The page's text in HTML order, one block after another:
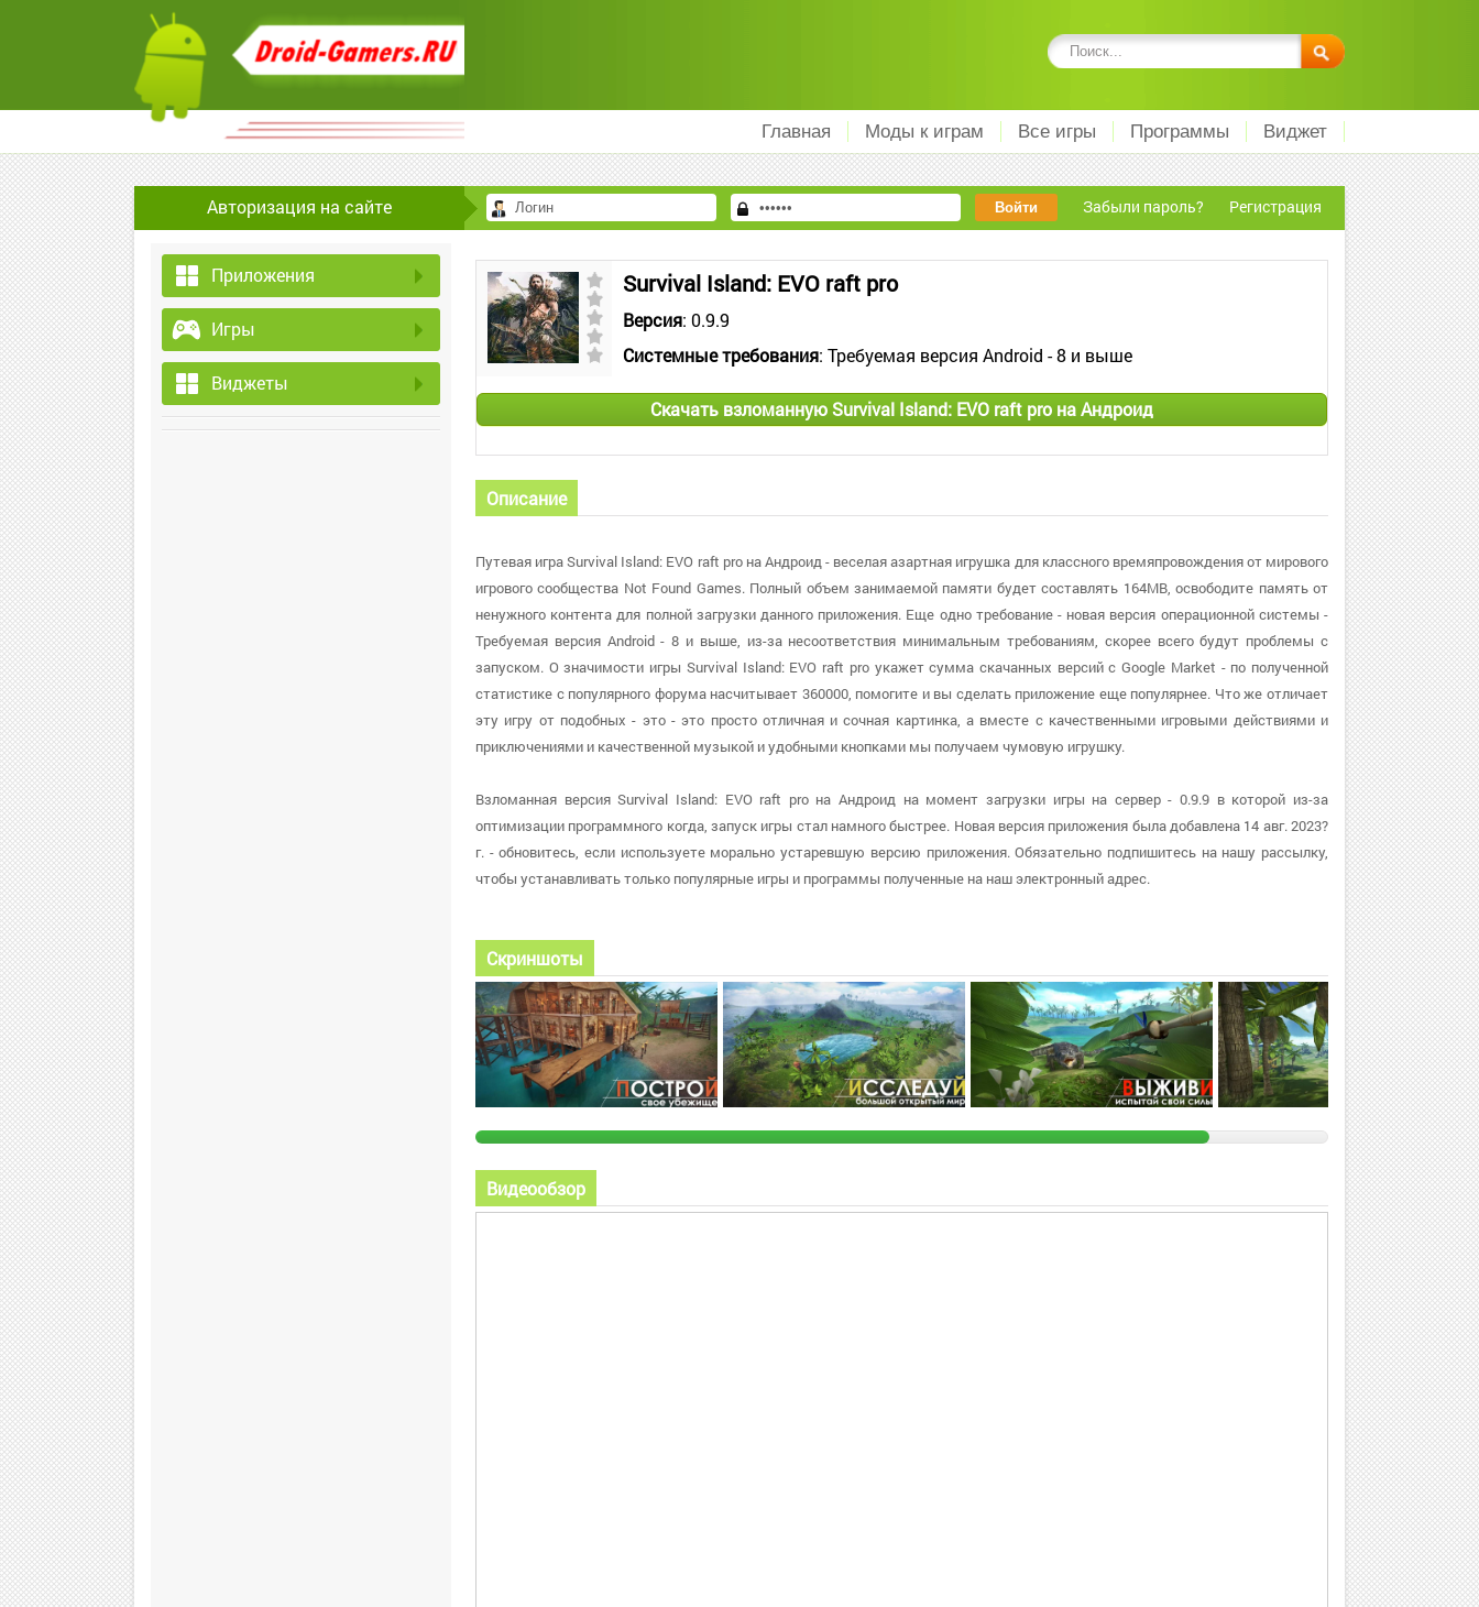
Главная Моды к играм Все игры Программы Виджет
Авторизация на сайте Забыли пароль? Регистрация
Приложения
Игры
Виджеты
Survival Island: EVO raft pro
Версия: 0.9.9
Системные требования: Требуемая версия Android - 8 и выше
Скачать взломанную Survival Island: EVO raft pro на Андроид
Описание
Путевая игра Survival Island: EVO raft pro на Андроид - веселая азартная игрушка для классного времяпровождения от мирового
игрового сообщества Not Found Games. Полный объем занимаемой памяти будет составлять 164MB, освободите память от
ненужного контента для полной загрузки данного приложения. Еще одно требование - новая версия операционной системы -
Требуемая версия Android - 8 и выше, из-за несоответствия минимальным требованиям, скорее всего будут проблемы с
запуском. О значимости игры Survival Island: EVO raft pro укажет сумма скачанных версий с Google Market - по полученной
статистике с популярного форума насчитывает 360000, помогите и вы сделать приложение еще популярнее. Что же отличает
эту игру от подобных - это - это просто отличная и сочная картинка, а вместе с качественными игровыми действиями и
приключениями и качественной музыкой и удобными кнопками мы получаем чумовую игрушку.
Взломанная версия Survival Island: EVO raft pro на Андроид на момент загрузки игры на сервер - 0.9.9 в которой из-за
оптимизации программного когда, запуск игры стал намного быстрее. Новая версия приложения была добавлена 14 авг. 2023?
г. - обновитесь, если используете морально устаревшую версию приложения. Обязательно подпишитесь на нашу рассылку,
чтобы устанавливать только популярные игры и программы полученные на наш электронный адрес.
Скриншоты
Видеообзор